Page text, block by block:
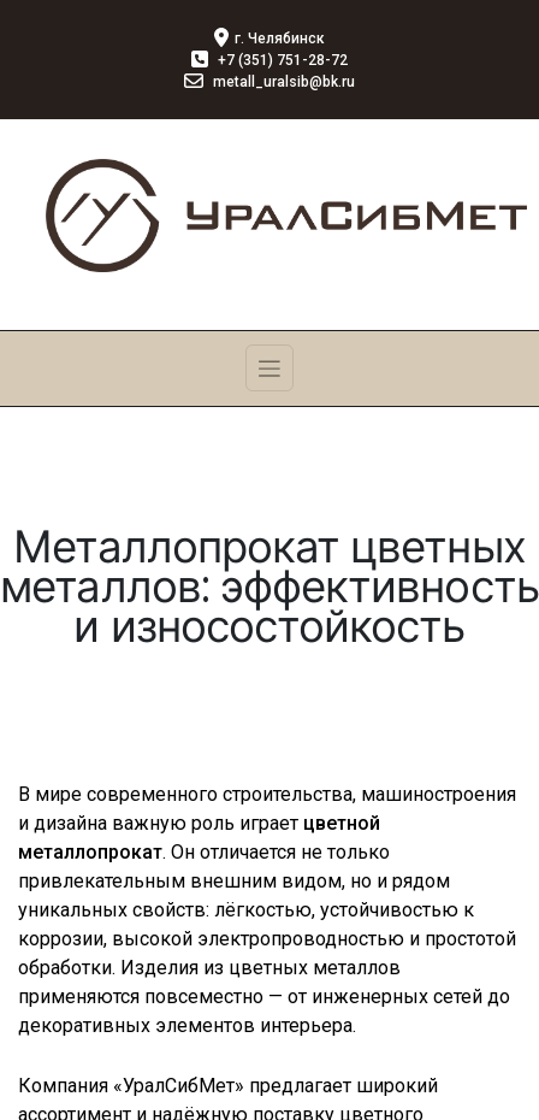
г. Челябинск
+7 (351) 751-28-72
metall_uralsib@bk.ru
Металлопрокат цветных
металлов: эффективность
и износостойкость
В мире современного строительства, машиностроения
и дизайна важную роль играет цветной
металлопрокат. Он отличается не только
привлекательным внешним видом, но и рядом
уникальных свойств: лёгкостью, устойчивостью к
коррозии, высокой электропроводностью и простотой
обработки. Изделия из цветных металлов
применяются повсеместно — от инженерных сетей до
декоративных элементов интерьера.
Компания «УралСибМет» предлагает широкий
ассортимент и надёжную поставку цветного